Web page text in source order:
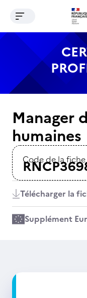
ContenuOuvrir le menu
Manager
humaines
Code de la fiche
Télécharger la
Supplément